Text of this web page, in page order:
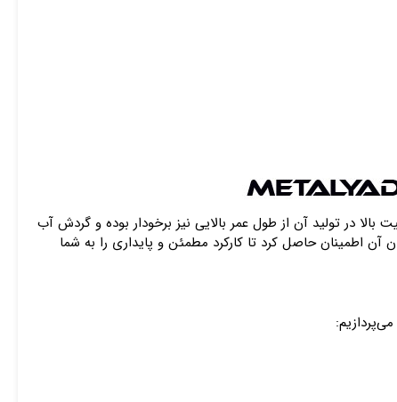
در تولید آن از طول عمر بالایی نیز برخودار بوده و گردش آب
اطمینان حاصل کرد تا کارکرد مطمئن و پایداری را به شما